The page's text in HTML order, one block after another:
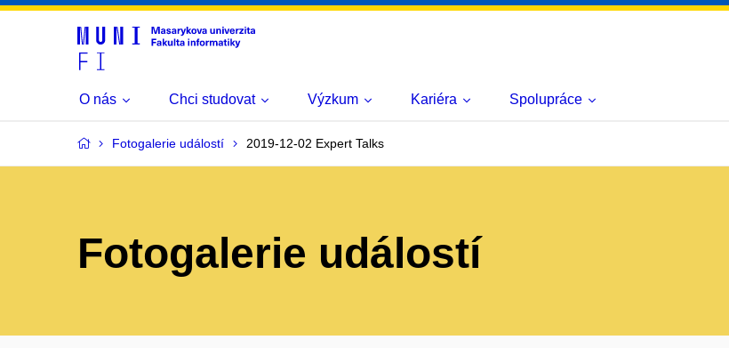
O nás Chci studovat Výzkum Kariéra Spolupráce
Fotogalerie událostí 2019-12-02 Expert Talks
Fotogalerie událostí